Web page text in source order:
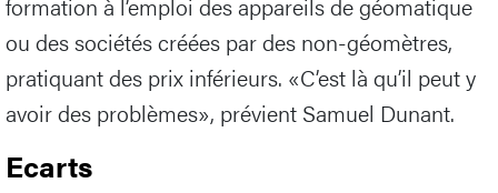
formation à l’emploi des appareils de géomatique
ou des sociétés créées par des non-géomètres,
pratiquant des prix inférieurs. «C’est là qu’il peut y
avoir des problèmes», prévient Samuel Dunant.
Ecarts